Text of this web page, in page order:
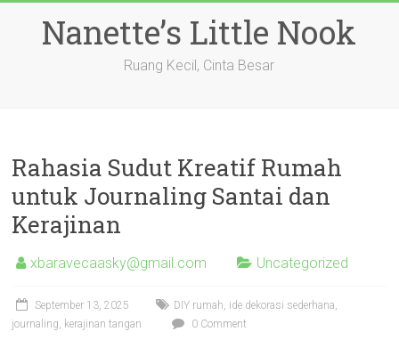
contentNanette’s Little Nook
Ruang Kecil, Cinta Besar
Rahasia Sudut Kreatif Rumah
untuk Journaling Santai dan
Kerajinan
xbaravecaasky@gmail.com Uncategorized
September 13, 2025
DIY rumah, ide dekorasi sederhana,
journaling, kerajinan tangan
0 Comment